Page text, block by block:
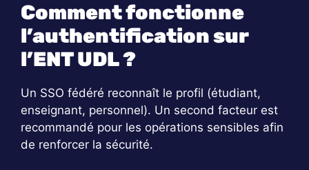
Comment fonctionne
l’authentification sur
l’ENT UDL ?
Un SSO fédéré reconnaît le profil (étudiant,
enseignant, personnel). Un second facteur est
recommandé pour les opérations sensibles afin
de renforcer la sécurité.